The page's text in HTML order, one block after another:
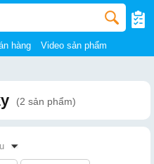
hàng Video sản phẩm
(2 sản phẩm)